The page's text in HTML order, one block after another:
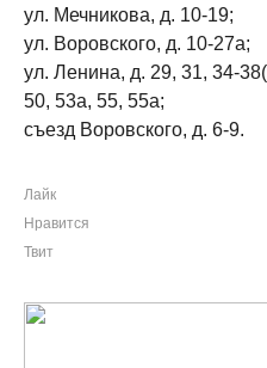
ул. Мечникова, д. 10-19;
ул. Воровского, д. 10-27а;
ул. Ленина, д. 29, 31, 34-
50, 53а, 55, 55а;
съезд Воровского, д. 6-9.
Лайк
Нравится
Твит